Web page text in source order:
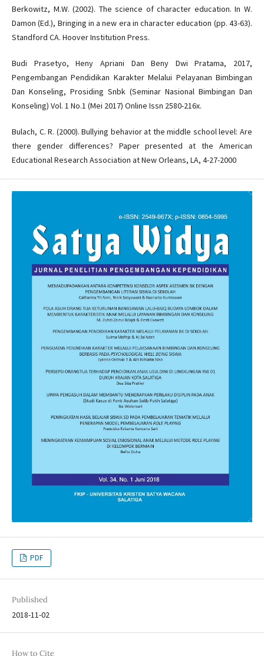
Berkowitz, M.W. (2002). The science of character education. In W.
Damon (Ed.), Bringing in a new era in character education (pp. 43-63).
Standford CA. Hoover Institution Press.
Budi Prasetyo, Heny Apriani Dan Beny Dwi Pratama, 2017,
Pengembangan Pendidikan Karakter Melalui Pelayanan Bimbingan
Dan Konseling, Prosiding Snbk (Seminar Nasional Bimbingan Dan
Konseling) Vol. 1 No.1 (Mei 2017) Online Issn 2580-216x.
Bulach, C. R. (2000). Bullying behavior at the middle school level: Are
there gender differences? Paper presented at the American
Educational Research Association at New Orleans, LA, 4-27-2000
PDF
Published
2018-11-02
How to Cite